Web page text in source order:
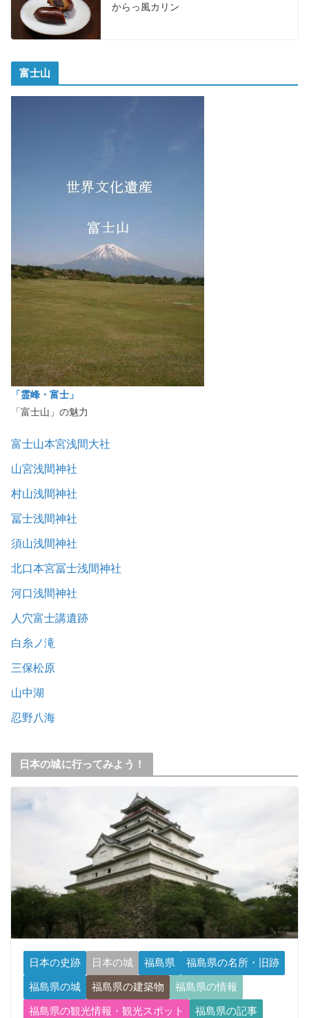
からっ風カリン
富士山
「霊峰・富士」
「富士山」の魅力
富士山本宮浅間大社
山宮浅間神社
村山浅間神社
冨士浅間神社
須山浅間神社
北口本宮冨士浅間神社
河口浅間神社
人穴富士講遺跡
白糸ノ滝
三保松原
山中湖
忍野八海
日本の城に行ってみよう！
日本の史跡 日本の城 福島県
福島県の名所・旧跡
福島県の城
福島県の建築物
福島県の情報
福島県の観光情報・観光スポット
福島県の記事